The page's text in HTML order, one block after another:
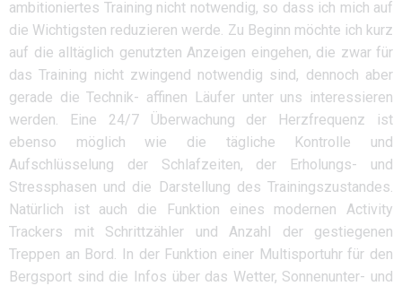
ambitioniertes Training nicht notwendig, so dass ich mich auf
die Wichtigsten reduzieren werde. Zu Beginn möchte ich kurz
auf die alltäglich genutzten Anzeigen eingehen, die zwar für
das Training nicht zwingend notwendig sind, dennoch aber
gerade die Technik- affinen Läufer unter uns interessieren
werden. Eine 24/7 Überwachung der Herzfrequenz ist
ebenso möglich wie die tägliche Kontrolle und
Aufschlüsselung der Schlafzeiten, der Erholungs- und
Stressphasen und die Darstellung des Trainingszustandes.
Natürlich ist auch die Funktion eines modernen Activity
Trackers mit Schrittzähler und Anzahl der gestiegenen
Treppen an Bord. In der Funktion einer Multisportuhr für den
Bergsport sind die Infos über das Wetter, Sonnenunter- und